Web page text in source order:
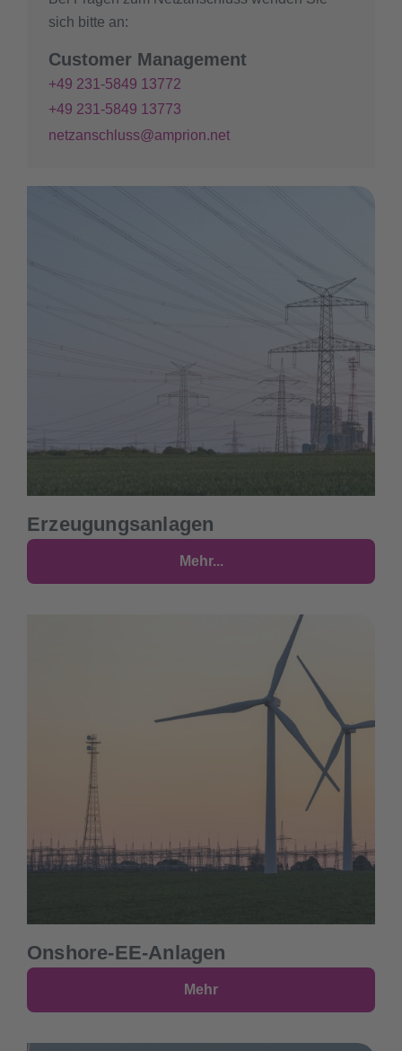
sich bitte an:
Customer Management
+49 231-5849 13772
+49 231-5849 13773
netzanschluss@amprion.net
Erzeugungsanlagen
Mehr...
Onshore-EE-Anlagen​
Mehr